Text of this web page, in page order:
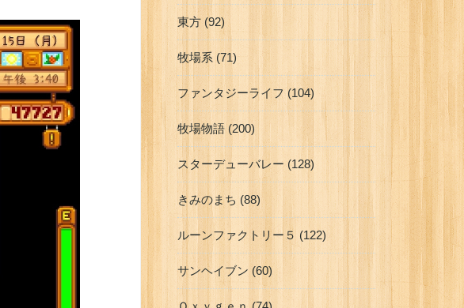
東方 (92)
牧場系 (71)
ファンタジーライフ (104)
牧場物語 (200)
スターデューバレー (128)
きみのまち (88)
ルーンファクトリー５ (122)
サンヘイブン (60)